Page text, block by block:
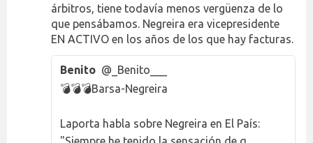
árbitros, tiene todavía menos vergüenza de lo
que pensábamos. Negreira era vicepresidente
EN ACTIVO en los años de los que hay facturas.
Benito @_Benito___
💣💣💣Barsa-Negreira
Laporta habla sobre Negreira en El País: